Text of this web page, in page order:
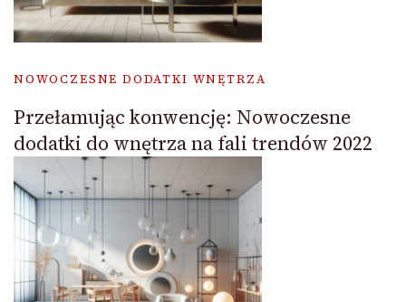
NOWOCZESNE DODATKI WNĘTRZA
Przełamując konwencję: Nowoczesne
dodatki do wnętrza na fali trendów 2022